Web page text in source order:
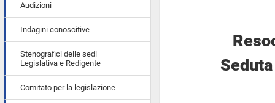
Audizioni
Indagini conoscitive
Stenografici delle sedi
Legislativa e Redigente
Comitato per la legislazione